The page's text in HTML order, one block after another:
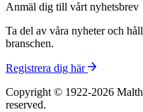
Anmäl dig till vårt nyhetsbrev
Ta del av våra nyheter och
branschen.
Registrera dig här
Copyright © 1922-2026
reserved.